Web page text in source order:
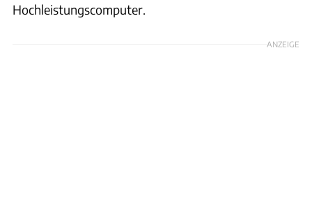
Hochleistungscomputer.
ANZEIGE